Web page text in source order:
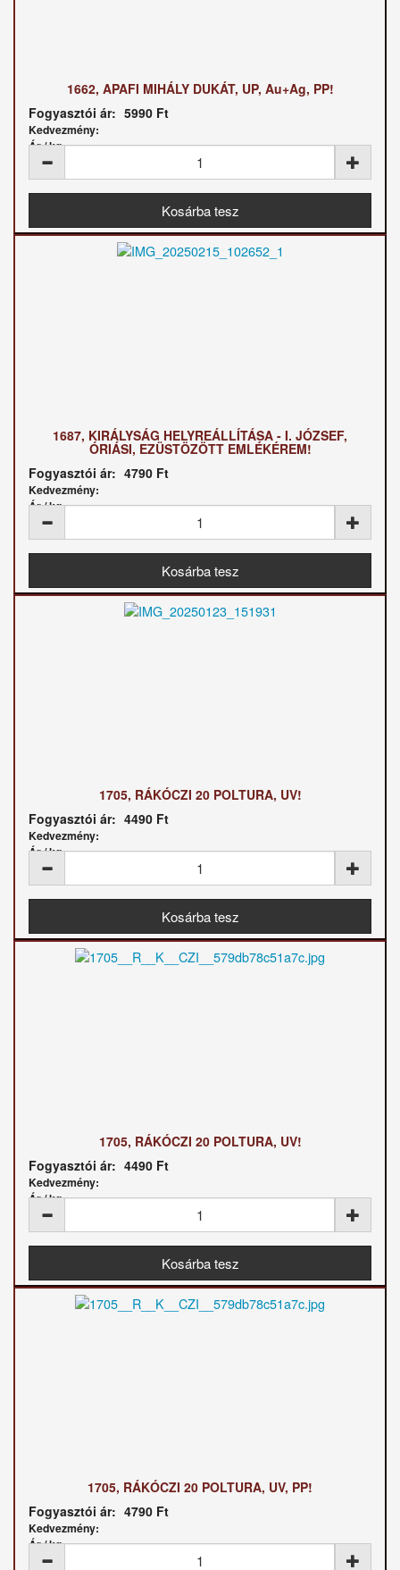
1662, APAFI MIHÁLY DUKÁT, UP, Au+Ag, PP!
Fogyasztói ár: 5990 Ft
Kedvezmény:
Ár / kg:
1687, KIRÁLYSÁG HELYREÁLLÍTÁSA - I. JÓZSEF,
ÓRIÁSI, EZÜSTÖZÖTT EMLÉKÉREM!
Fogyasztói ár: 4790 Ft
Kedvezmény:
Ár / kg:
1705, RÁKÓCZI 20 POLTURA, UV!
Fogyasztói ár: 4490 Ft
Kedvezmény:
Ár / kg:
1705, RÁKÓCZI 20 POLTURA, UV!
Fogyasztói ár: 4490 Ft
Kedvezmény:
Ár / kg:
1705, RÁKÓCZI 20 POLTURA, UV, PP!
Fogyasztói ár: 4790 Ft
Kedvezmény:
Ár / kg: